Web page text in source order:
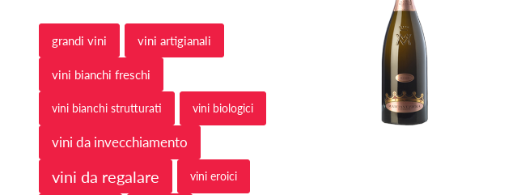
grandi vini vini artigianali
vini bianchi freschi
vini bianchi strutturati vini biologici
vini da invecchiamento
vini da regalare vini eroici